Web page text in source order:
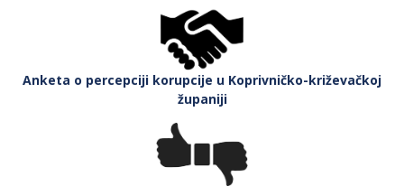
Anketa o percepciji korupcije u Koprivničko-križevačkoj
županiji